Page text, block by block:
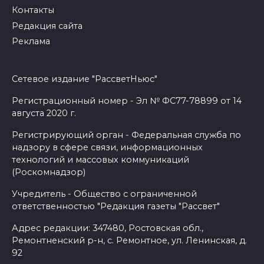
Контакты
Редакция сайта
Реклама
Сетевое издание "РассветНьюс"
Регистрационный номер - Эл № ФС77-78899 от 14
августа 2020 г.
Регистрирующий орган - Федеральная служба по
надзору в сфере связи, информационных
технологий и массовых коммуникаций
(Роскомнадзор)
Учредитель - Общество с ограниченной
ответственностью "Редакция газеты "Рассвет"
Адрес редакции: 347480, Ростовская обл.,
Ремонтненский р-н, с. Ремонтное, ул. Ленинская, д.
92